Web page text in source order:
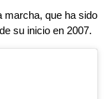
marcha, que ha sido
su inicio en 2007.